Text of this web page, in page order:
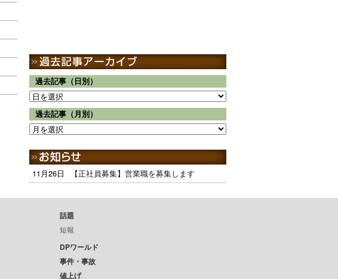
過去記事（日別）
過去記事（月別）
11月26日 【正社員募集】営業職を募集します
話題
短報
DPワールド
事件・事故
値上げ